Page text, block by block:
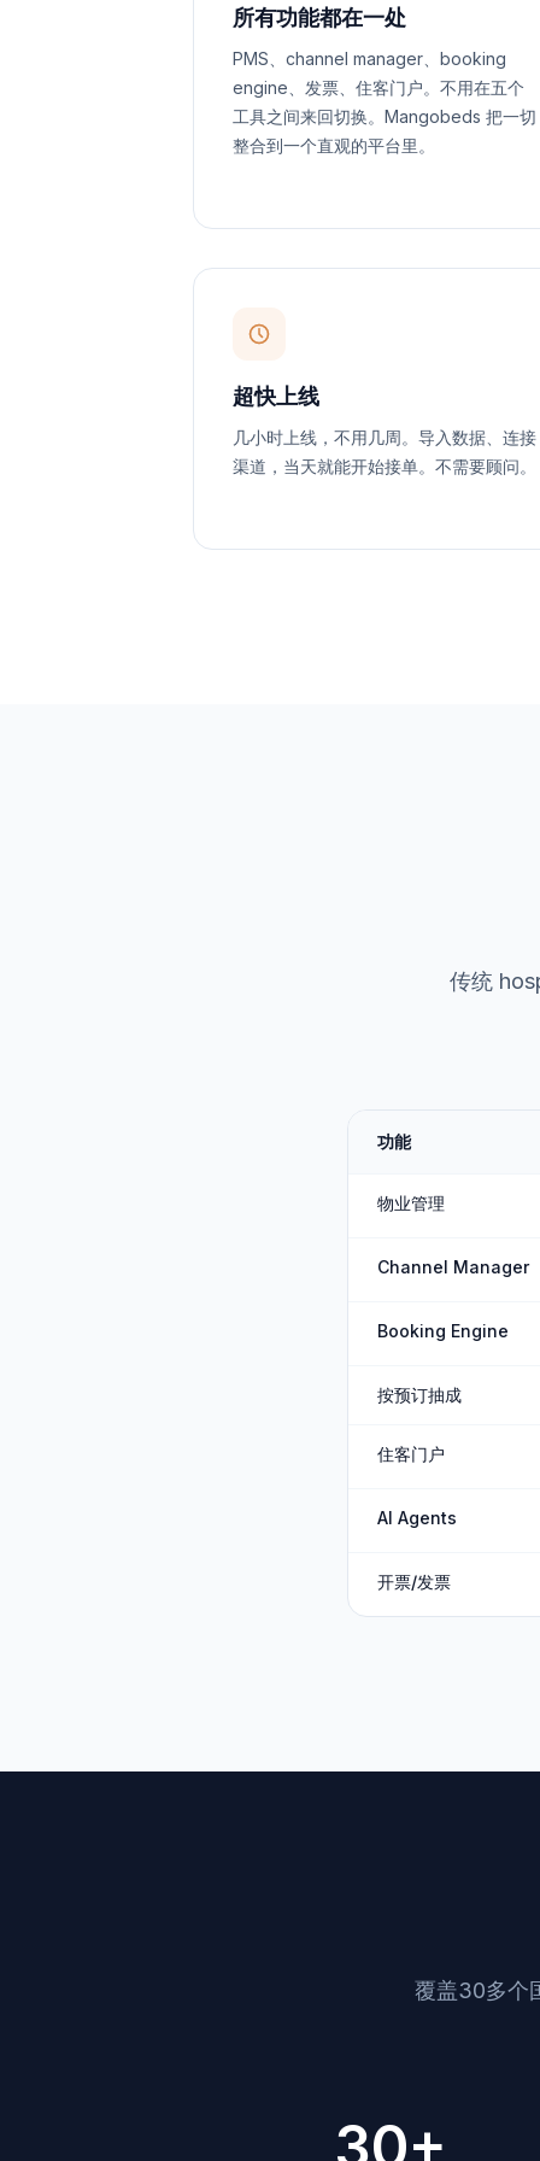
所有功能都在一处
PMS、channel manager、booking
engine、发票、住客门户。不用在五个
工具之间来回切换。Mangobeds 把一切
整合到一个直观的平台里。
超快上线
几小时上线，不用几周。导入数据、连接
渠道，当天就能开始接单。不需要顾问。
传统
功能
物业管理
Channel Manager
Booking Engine
按预订抽成
住客门户
AI Agents
开票/发票
覆盖30多个